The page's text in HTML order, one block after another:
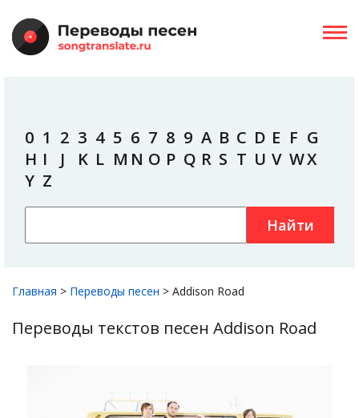
0 1 2 3 4 5 6 7 8 9 A B C D E F G
H I J K L M N O P Q R S T U V WX
Y Z
Найти
Главная > Переводы песен > Addison Road
Переводы текстов песен Addison Road